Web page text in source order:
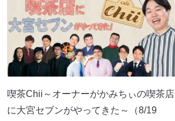
喫茶Chii～オーナーがかみちぃの喫茶店
に大宮セブンがやってきた～（8/19